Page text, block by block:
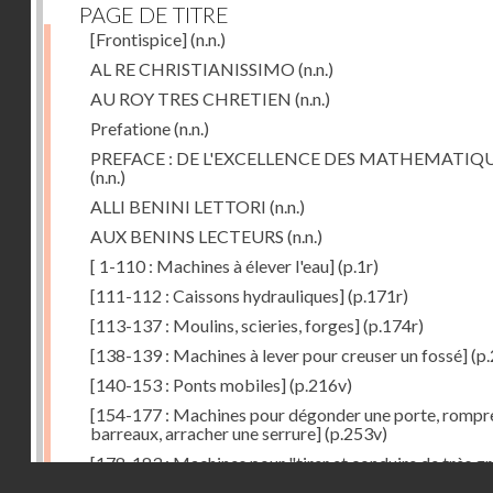
PAGE DE TITRE
[Frontispice](n.n.)
AL RE CHRISTIANISSIMO (n.n.)
AU ROY TRES CHRETIEN (n.n.)
Prefatione(n.n.)
PREFACE : DE L'EXCELLENCE DES
(n.n.)
ALLI BENINI LETTORI (n.n.)
AUX BENINS LECTEURS (n.n.)
[ 1-110 : Machines à élever l'eau](p.1r)
[111-112 : Caissons hydrauliques](p.171r)
[113-137 : Moulins, scieries, forges](p.174r)
[138-139 : Machines à lever pour creuser un fossé]
[140-153 : Ponts mobiles](p.216v)
[154-177 : Machines pour dégonder une porte,
barreaux, arracher une serrure](p.253v)
[178-183 : Machines pour "tirer et conduire de très